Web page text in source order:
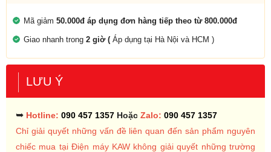
Mã giảm 50.000đ áp dụng đơn hàng tiếp theo từ 800.000đ
Giao nhanh trong 2 giờ ( Áp dụng tại Hà Nội và HCM )
LƯU Ý
➥ Hotline: 090 457 1357 Hoặc Zalo: 090 457 1357
Chỉ giải quyết những vấn đề liên quan đến sản phẩm nguyên
chiếc mua tại Điện máy KAW không giải quyết những trường